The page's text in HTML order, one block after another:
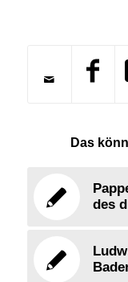
Das
des